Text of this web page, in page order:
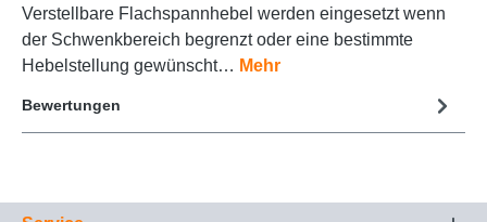
Verstellbare Flachspannhebel werden eingesetzt wenn
der Schwenkbereich begrenzt oder eine bestimmte
Hebelstellung gewünscht… Mehr
Bewertungen